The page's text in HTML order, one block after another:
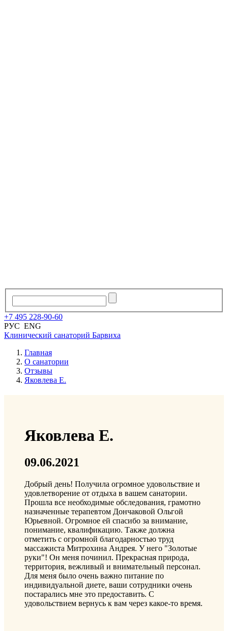
+7 495 228-90-60
РУС ENG
Клинический санаторий Барвиха
Главная
О санатории
Отзывы
Яковлева Е.
Яковлева Е.
09.06.2021
Добрый день! Получила огромное удовольствие и
удовлетворение от отдыха в вашем санатории.
Прошла все необходимые обследования, грамотно
назначенные терапевтом Дончаковой Ольгой
Юрьевной. Огромное ей спасибо за внимание,
понимание, квалификацию. Также должна
отметить с огромной благодарностью труд
массажиста Митрохина Андрея. У него "Золотые
руки"! Он меня починил. Прекрасная природа,
территория, вежливый и внимательный персонал.
Для меня было очень важно питание по
индивидуальной диете, ваши сотрудники очень
постарались мне это предоставить. С
удовольствием вернусь к вам через какое-то время.